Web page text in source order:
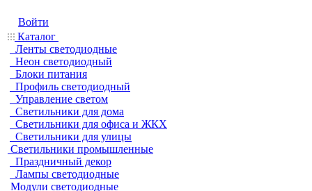
Войти
Каталог
Ленты светодиодные
Неон светодиодный
Блоки питания
Профиль светодиодный
Управление светом
Светильники для дома
Светильники для офиса и ЖКХ
Светильники для улицы
Светильники промышленные
Праздничный декор
Лампы светодиодные
Модули светодиодные